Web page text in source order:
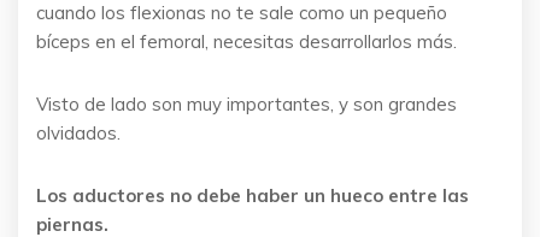
cuando los flexionas no te sale como un pequeño
bíceps en el femoral, necesitas desarrollarlos más.
Visto de lado son muy importantes, y son grandes
olvidados.
Los aductores no debe haber un hueco entre las
piernas.